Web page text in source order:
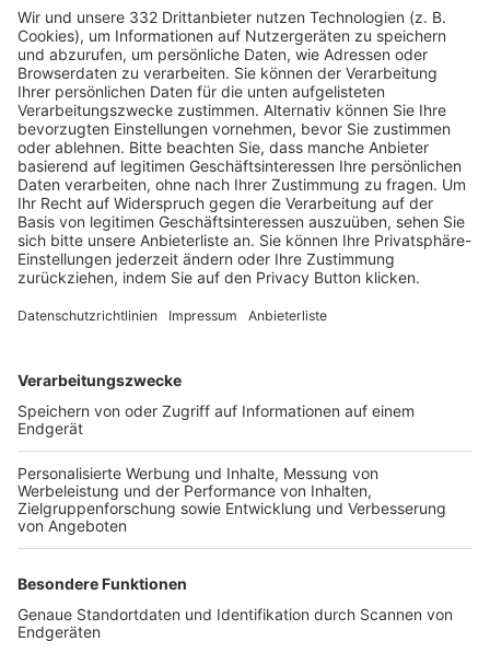
HÄUFIG BESUCHTE SEITEN
Pässe und Vereinswechsel
Trainerausbildung
Schulungsangebot Vereinsmitarbeiter
BFV-Geschäftsstellen
Trainerbörse
Login SpielPlus
FOLGE DEM BFV
TOP-VEREINE
TOP-PARTNER